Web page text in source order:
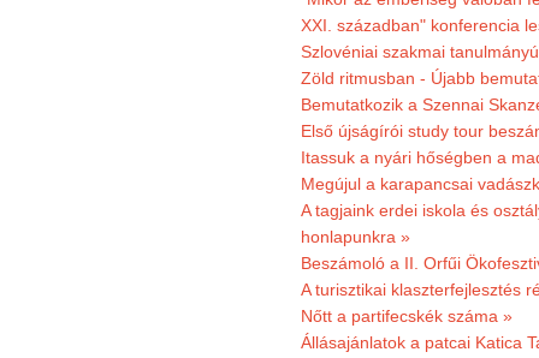
XXI. században" konferencia
Szlovéniai szakmai
Zöld ritmusban - Újabb
Bemutatkozik a Szennai
Első újságírói study tour
Itassuk a nyári hőségben a
Megújul a karapancsai
A tagjaink erdei iskola és
honlapunkra »
Beszámoló a II. Orfűi
A turisztikai klaszterfejlesztés
Nőtt a partifecskék száma »
Állásajánlatok a patcai Katica